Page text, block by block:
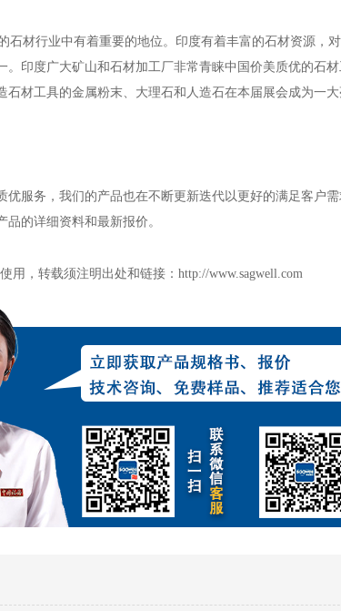
材行业中有着重要的地位。印度有着丰富的石材资源，
印度广大矿山和石材加工厂非常青睐中国价美质优的石
材工具的金属粉末、大理石和人造石在本届展会成为一
服务，我们的产品也在不断更新迭代以更好的满足客户
的详细资料和最新报价。
，转载须注明出处和链接：http://www.sagwell.com